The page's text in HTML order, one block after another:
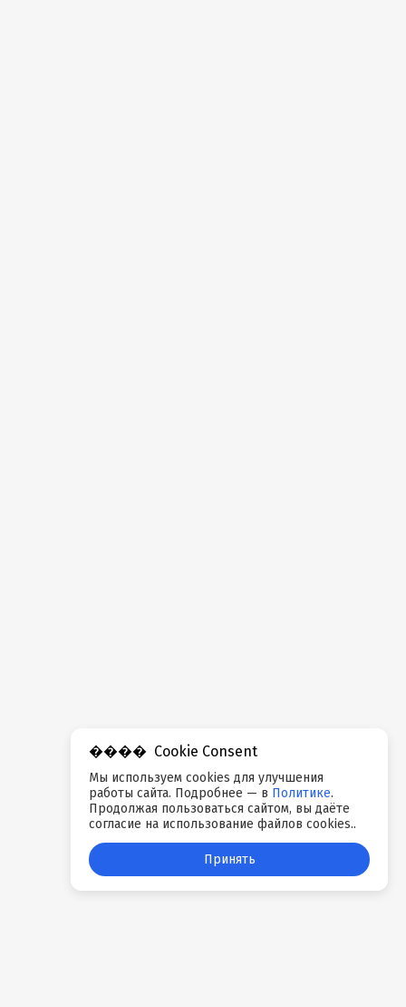
Cookie Consent
Мы используем cookies для улучшения
работы сайта. Подробнее — в Политике.
Продолжая пользоваться сайтом, вы даёте
согласие на использование файлов cookies..
Принять